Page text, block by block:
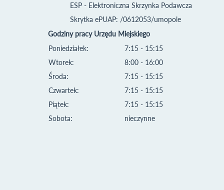
ESP - Elektroniczna Skrzynka Podawcza
Skrytka ePUAP: /0612053/umopole
Godziny pracy Urzędu Miejskiego
Poniedziałek:
Wtorek:
Środa:
Czwartek:
Piątek:
Sobota:
7:15 - 15:15
8:00 - 16:00
7:15 - 15:15
7:15 - 15:15
7:15 - 15:15
nieczynne